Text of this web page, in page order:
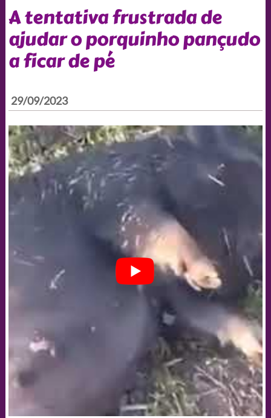
A tentativa frustrada de
ajudar o porquinho pançudo
a ficar de pé
29/09/2023